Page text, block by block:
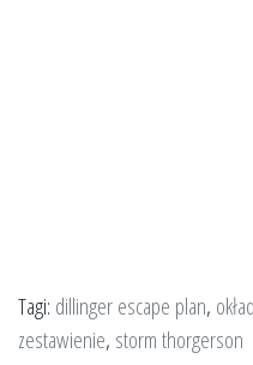
Tagi: dillinger escape plan,
zestawienie, storm thorgerson